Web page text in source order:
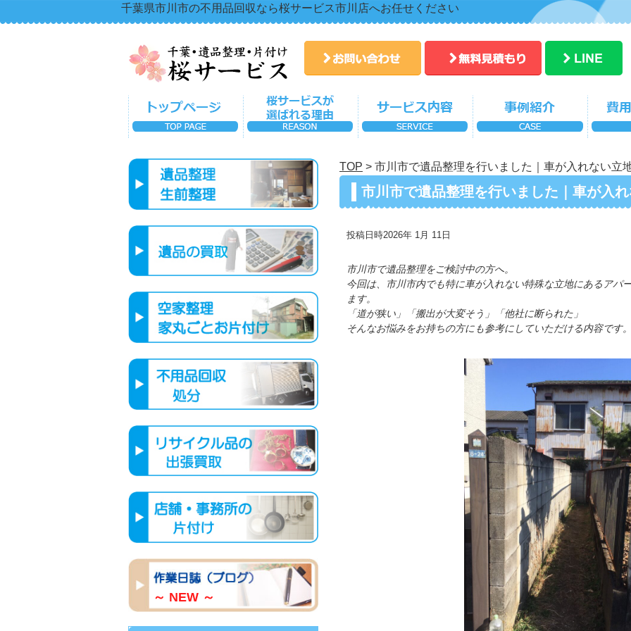
千葉県市川市の不用品回収なら桜サービス市川店へお任せください
～ NEW ～
TOP > 市川市で遺品整理を行いました｜車が入れない立
市川市で遺品整理を行いました｜車が入
介
投稿日時2026年 1月 11日
市川市で遺品整理をご検討中の方へ。
今回は、市川市内でも特に車が入れない特殊な立地にあるアパ
ます。
「道が狭い」「搬出が大変そう」「他社に断られた」
そんなお悩みをお持ちの方にも参考にしていただける内容です